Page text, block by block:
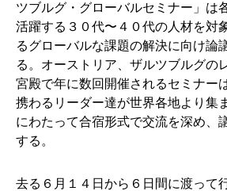
ツブルグ・グローバルセミナー」は
活躍する３０代〜４０代の人材を対
るグローバルな課題の解決に向け論
る。オーストリア、ザルツブルグの
宮殿で年に数回開催されるセミナー
携わるリーダー達が世界各地より集
にわたって合宿形式で交流を深め、
する。
去る６月１４日から６日間に渡って